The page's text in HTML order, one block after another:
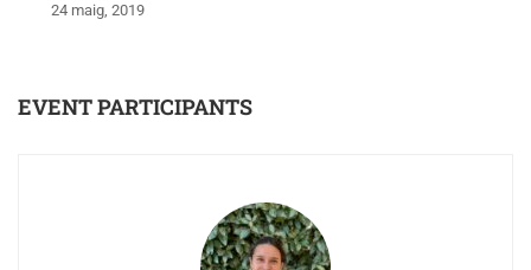
24 maig, 2019
EVENT PARTICIPANTS